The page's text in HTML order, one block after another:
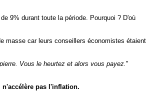
9% durant toute la période. Pourquoi ? D'où
masse car leurs conseillers économistes étaient
Vous le heurtez et alors vous payez. "
n'accélère pas l'inflation.